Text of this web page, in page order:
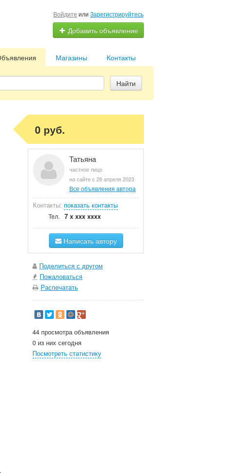
Войдите или Зарегистрируйтесь
Добавить объявление
Контакты
Магазины
Найти
0 руб.
Татьяна
частное лицо
на сайте с 26 апреля 2023
Все объявления автора
Контакты: показать контакты
Тел. 7 x xxx xxxx
Написать автору
Поделиться с другом
Пожаловаться
Распечатать
44 просмотра объявления
0 из них сегодня
Посмотреть статистику